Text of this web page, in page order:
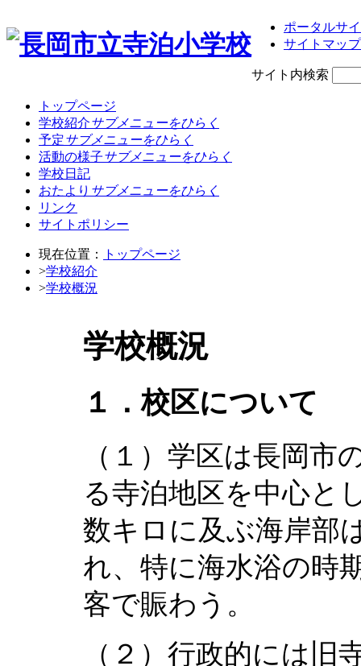
ポータルサ
サイトマップ
サイト内検索
トップページ
学校紹介サブメニューをひらく
予定サブメニューをひらく
活動の様子サブメニューをひらく
学校日記
おたより サブメニューをひらく
リンク
サイトポリシー
現在位置：
トップページ
>学校紹介
>学校概況
学校概況
１．校区について
（１）学区は長岡市
る寺泊地区を中心と
数キロに及ぶ海岸部
れ、特に海水浴の時
客で賑わう。
（２）行政的には旧